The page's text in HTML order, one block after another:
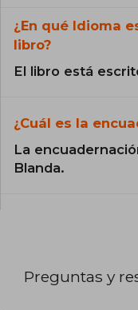
¿En qué Idioma
libro?
El libro está
¿Cuál es la
La
Blanda.
Preguntas y